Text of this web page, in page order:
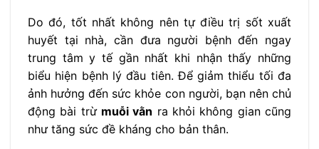
Do đó, tốt nhất không nên tự điều trị sốt xuất
huyết tại nhà, cần đưa người bệnh đến ngay
trung tâm y tế gần nhất khi nhận thấy những
biểu hiện bệnh lý đầu tiên. Để giảm thiểu tối đa
ảnh hưởng đến sức khỏe con người, bạn nên chủ
động bài trừ muỗi vằn ra khỏi không gian cũng
như tăng sức đề kháng cho bản thân.